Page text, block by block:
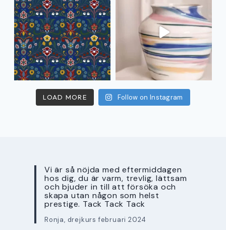
LOAD MORE Follow on Instagram
Vi är så nöjda med eftermiddagen
hos dig, du är varm, trevlig, lättsam
och bjuder in till att försöka och
skapa utan någon som helst
prestige. Tack Tack Tack
Ronja, drejkurs februari 2024